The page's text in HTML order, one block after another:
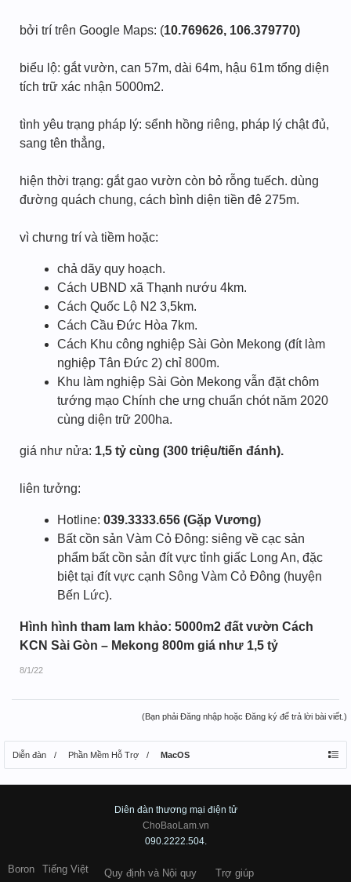
bởi trí trên Google Maps: (10.769626, 106.379770)
biểu lộ: gắt vườn, can 57m, dài 64m, hậu 61m tổng diện
tích trữ xác nhận 5000m2.
tình yêu trạng pháp lý: sểnh hồng riêng, pháp lý chật đủ,
sang tên thẳng,
hiện thời trạng: gắt gao vườn còn bỏ rỗng tuếch. dùng
đường quách chung, cách bình diện tiền đê 275m.
vì chưng trí và tiềm hoặc:
chả dãy quy hoạch.
Cách UBND xã Thạnh nướu 4km.
Cách Quốc Lộ N2 3,5km.
Cách Cầu Đức Hòa 7km.
Cách Khu công nghiệp Sài Gòn Mekong (đít làm
nghiệp Tân Đức 2) chỉ 800m.
Khu làm nghiệp Sài Gòn Mekong vẫn đặt chôm
tướng mạo Chính che ưng chuẩn chót năm 2020
cùng diện trữ 200ha.
giá như nửa: 1,5 tỷ cùng (300 triệu/tiến đánh).
liên tưởng:
Hotline: 039.3333.656 (Gặp Vương)
Bất cồn sản Vàm Cỏ Đông: siêng về cạc sản
phẩm bất cồn sản đít vực tỉnh giấc Long An, đặc
biệt tại đít vực cạnh Sông Vàm Cỏ Đông (huyện
Bến Lức).
Hình hình tham lam khảo: 5000m2 đất vườn Cách
KCN Sài Gòn – Mekong 800m giá như 1,5 tỷ
8/1/22
(Bạn phải Đăng nhập hoặc Đăng ký để trả lời bài viết.)
Diễn đàn Phần Mềm Hỗ Trợ MacOS
Diên đàn thương mại điện tử
ChoBaoLam.vn
090.2222.504.
Boron Tiếng Việt Quy định và Nội quy Trợ giúp